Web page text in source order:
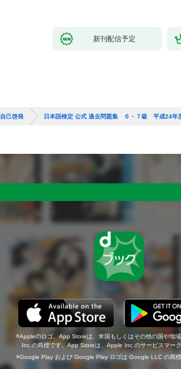
新刊配信予定
自己啓発 日本語検定 公式 過去問題集 ６・７級 平成24年
Appleのロゴ、App Storeは、米国もしくはその他の国や地
Inc.の商標です。App Storeは、Apple Inc.のサービスマーク
Google Play および Google Play ロゴは Google LLC の商標